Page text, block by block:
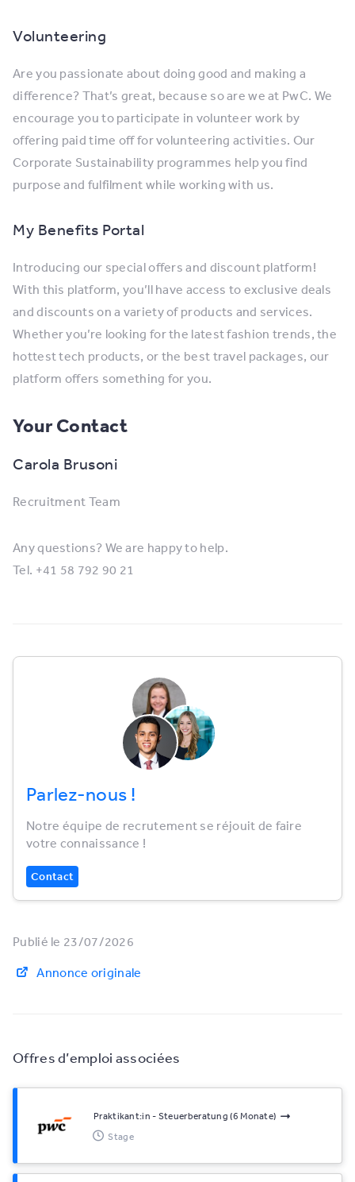
Offres d’emploi associées
Praktikant:in - Steuerberatung (6 Monate)
Stage
Volunteering
Are you passionate about doing good and making a
difference? That’s great, because so are we at PwC. We
encourage you to participate in volunteer work by
offering paid time off for volunteering activities. Our
Corporate Sustainability programmes help you find
purpose and fulfilment while working with us.
My Benefits Portal
Introducing our special offers and discount platform!
With this platform, you’ll have access to exclusive deals
and discounts on a variety of products and services.
Whether you’re looking for the latest fashion trends, the
hottest tech products, or the best travel packages, our
platform offers something for you.
Your Contact
Carola Brusoni
Recruitment Team
Any questions? We are happy to help.
Tel. +41 58 792 90 21
Parlez-nous !
Notre équipe de recrutement se réjouit de faire
votre connaissance !
Contact
Publié le 23/07/2026
Annonce originale